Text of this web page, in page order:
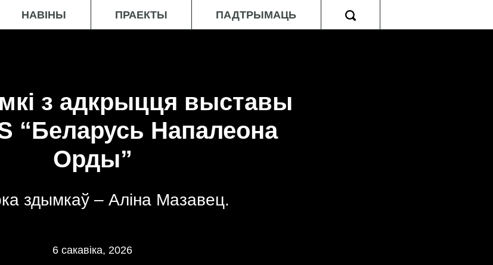
НАВІНЫ ПРАЕКТЫ ПАДТРЫМАЦЬ
з адкрыцця выставы
“Беларусь Напалеона
Орды”
здымкаў – Аліна Мазавец.
6 сакавіка, 2026